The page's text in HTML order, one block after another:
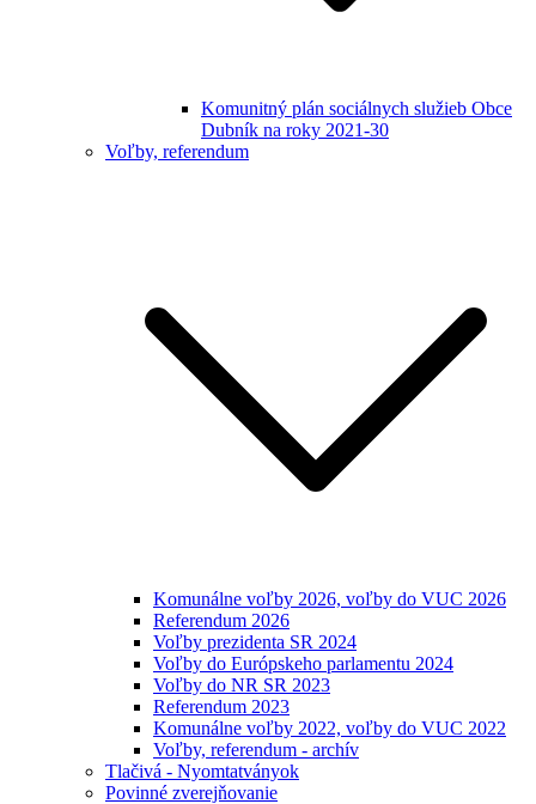
Komunitný plán sociálnych služieb Obce
Dubník na roky 2021-30
Voľby, referendum
Komunálne voľby 2026, voľby do VUC 2026
Referendum 2026
Voľby prezidenta SR 2024
Voľby do Európskeho parlamentu 2024
Voľby do NR SR 2023
Referendum 2023
Komunálne voľby 2022, voľby do VUC 2022
Voľby, referendum - archív
Tlačivá - Nyomtatványok
Povinné zverejňovanie